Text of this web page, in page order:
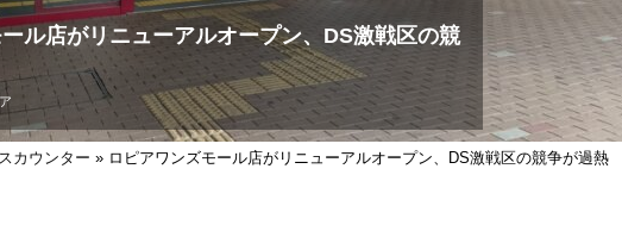
ル店がリニューアルオープン、DS激戦区の競
カウンター » ロピアワンズモール店がリニューアルオープン、DS激戦区の競争が過熱